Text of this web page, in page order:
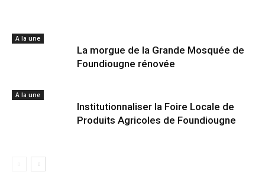
A la une
La morgue de la Grande Mosquée de
Foundiougne rénovée
A la une
Institutionnaliser la Foire Locale de
Produits Agricoles de Foundiougne